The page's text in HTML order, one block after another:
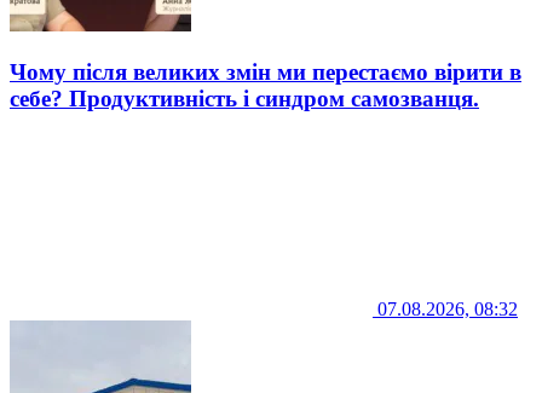
Чому після великих змін ми перестаємо вірити в
себе? Продуктивність і синдром самозванця.
07.08.2026, 08:32